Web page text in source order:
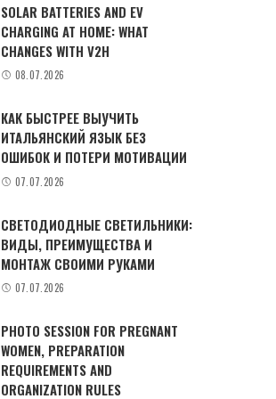
SOLAR BATTERIES AND EV
CHARGING AT HOME: WHAT
CHANGES WITH V2H
08.07.2026
КАК БЫСТРЕЕ ВЫУЧИТЬ
ИТАЛЬЯНСКИЙ ЯЗЫК БЕЗ
ОШИБОК И ПОТЕРИ МОТИВАЦИИ
07.07.2026
СВЕТОДИОДНЫЕ СВЕТИЛЬНИКИ:
ВИДЫ, ПРЕИМУЩЕСТВА И
МОНТАЖ СВОИМИ РУКАМИ
07.07.2026
PHOTO SESSION FOR PREGNANT
WOMEN, PREPARATION
REQUIREMENTS AND
ORGANIZATION RULES